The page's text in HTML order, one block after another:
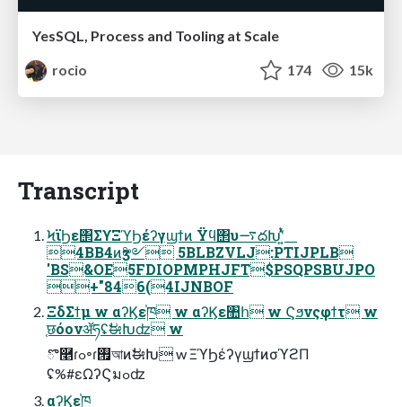
YesSQL, Process and Tooling at Scale
rocio
174 15k
Transcript
ϞϊϦε΢ΣϒΞϓϦέʔγϣϯͷ Ϋϥ΢υ࠷దԽʹ͍ͭͯ
4BB4ͷӡ༻ 5BLBZVLJ:PTIJPLB
'BS&OE5FDIOPMPHJFT$PSQPSBUJPO
+"846(4IJNBOF
ΞδΣϯμ w αʔϏε֓ཁ w αʔϏε঺հ w Ϛϧνςφϯτ w
֤छόονॲཧʢࣗಈԽʣ w
ొ࿥ɾߋ৽ɾ࡟আͷࣗಈԽ w ΞϓϦέʔγϣϯͷσϓϩΠ
ʢ%#εΩʔϚมߋʣ
αʔϏε֓ཁ